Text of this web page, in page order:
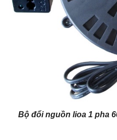
Bộ đổi nguồn lioa 1 pha